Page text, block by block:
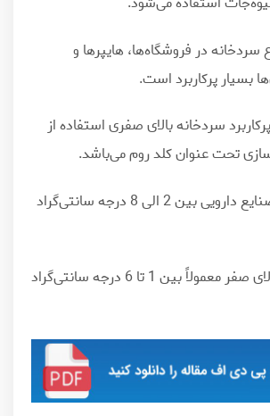
سردخانه در فروشگاهها، هایپرها و
ها بسیار پرکاربرد است.
سردخانه بالای صفری استفاده از
تحت عنوان کلد روم میباشد.
بین 2 الی 8 درجه سانتی
گراد
بین 1 تا 6 درجه سانتی
گراد